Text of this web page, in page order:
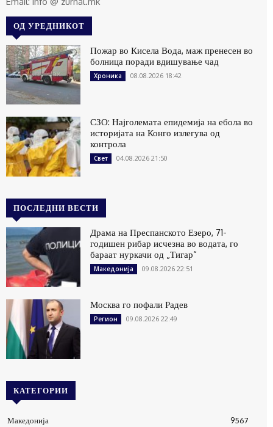
ОД УРЕДНИКОТ
Пожар во Кисела Вода, маж пренесен во
болница поради вдишување чад
Хроника 08.08.2026 18:42
СЗО: Најголемата епидемија на ебола во
историјата на Конго излегува од
контрола
Свет 04.08.2026 21:50
ПОСЛЕДНИ ВЕСТИ
Драма на Преспанското Езеро, 71-
годишен рибар исчезна во водата, го
бараат нуркачи од „Тигар“
Македонија 09.08.2026 22:51
Москва го пофали Радев
Регион 09.08.2026 22:49
КАТЕГОРИИ
Македонија 9567